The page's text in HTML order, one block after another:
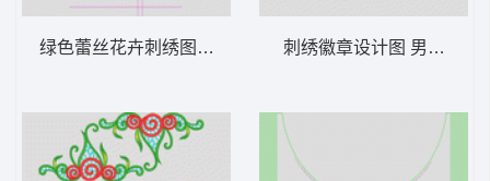
绿色蕾丝花卉刺绣图案 网布朵花刺绣徽章设计图 男章仔